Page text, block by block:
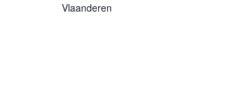
Vlaanderen